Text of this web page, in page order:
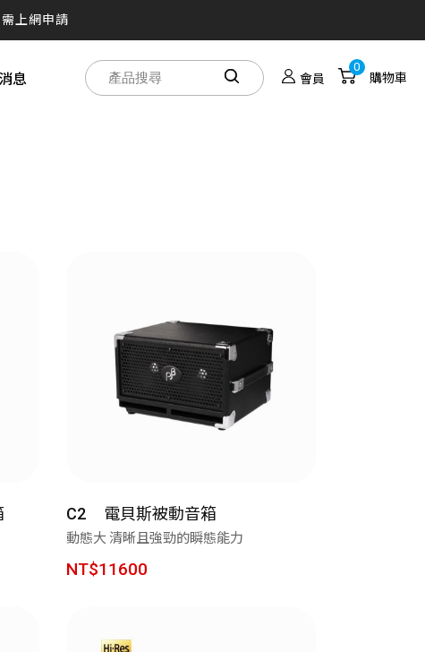
上網申請
之旅
效
上網申請
買！
息 會員
0
購物車
C2 電貝斯被動音箱
動態大 清晰且強勁的瞬態能力
NT$11600